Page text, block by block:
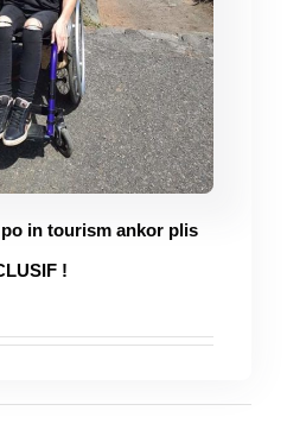
po in tourism ankor plis
!